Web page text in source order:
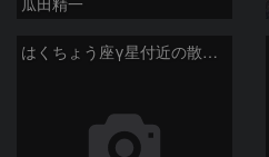
はくちょう座γ星付近の散光星雲 260614